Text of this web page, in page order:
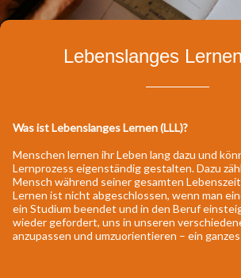
Lebenslanges
Was ist Lebenslanges Lernen (LLL)?
Menschen lernen ihr Leben lang dazu und
Lernprozess eigenständig gestalten. Dazu
Mensch während seiner gesamten
Lernen ist nicht abgeschlossen, wenn man
ein Studium beendet und in den Beruf
wieder gefordert, uns in unseren
anzupassen und umzuorientieren – ein